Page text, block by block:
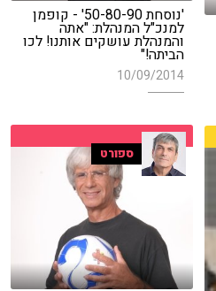
'נוסחת 50-80-90' - קופמן
למנכ"ל המנהלת: "אתה
והמנהלת עושקים אותנו! לכו
הביתה!"
10/09/2014
ספורט